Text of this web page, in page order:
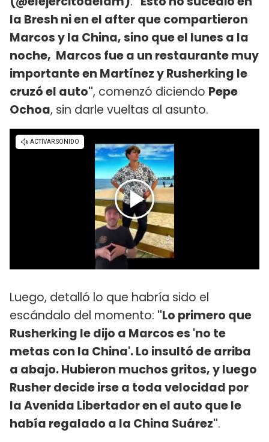
la Bresh ni en el after que compartieron
Marcos y la China, sino que el lunes a la
noche, Marcos fue a un restaurante muy
importante en Martínez y Rusherking le
cruzó el auto", comenzó diciendo Pepe
Ochoa, sin darle vueltas al asunto.
Luego, detalló lo que habría sido el
escándalo del momento: "Lo primero que
Rusherking le dijo a Marcos es 'no te
metas con la China'. Lo insultó de arriba
a abajo. Hubieron muchos gritos, y luego
Rusher decide irse a toda velocidad por
la Avenida Libertador en el auto que le
había regalado a la China Suárez".